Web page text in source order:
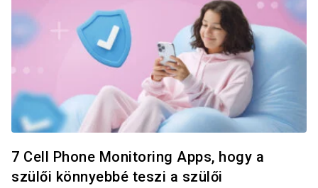
7 Cell Phone Monitoring Apps, hogy a
szülői könnyebbé teszi a szülői